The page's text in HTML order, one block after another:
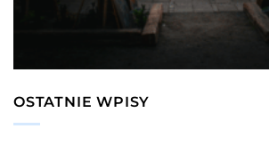
OSTATNIE WPISY